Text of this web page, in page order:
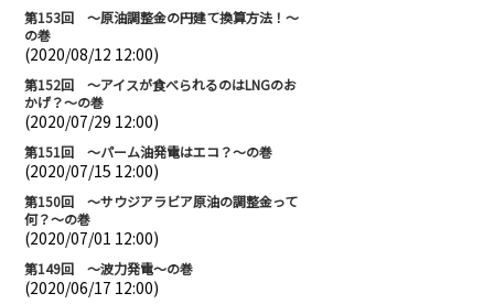
第153回 ～原油調整金の円建て換算方法！～
の巻
(2020/08/12 12:00)
第152回 ～アイスが食べられるのはLNGのお
かげ？～の巻
(2020/07/29 12:00)
第151回 ～パーム油発電はエコ？～の巻
(2020/07/15 12:00)
第150回 ～サウジアラビア原油の調整金って
何？～の巻
(2020/07/01 12:00)
第149回 ～波力発電～の巻
(2020/06/17 12:00)